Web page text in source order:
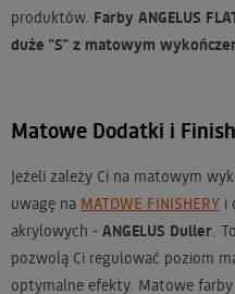
produktów. Farby ANGELUS
duże "S" z matowym
Matowe Dodatki i
Jeżeli zależy Ci na matowym
uwagę na MATOWE FINISHERY i
akrylowych - ANGELUS Duller .
pozwolą Ci regulować poziom
optymalne efekty. Matowe